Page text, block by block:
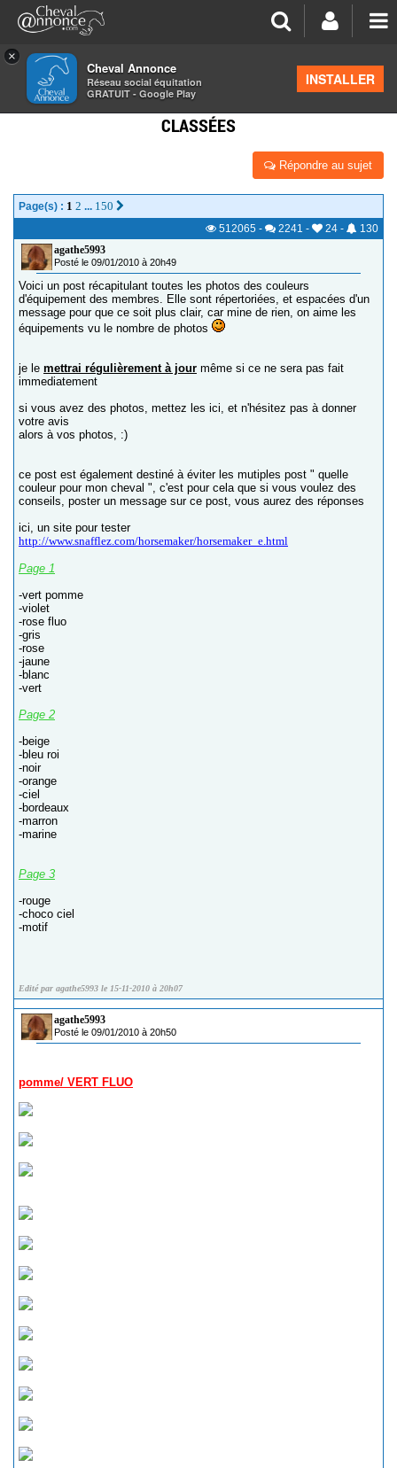
×
Cheval Annonce
Réseau social équitation
GRATUIT - Google Play
INSTALLER
>Équipements
LES COULEURS D'ÉQUIPEMENTS ÉQUESTRES
CLASSÉES
Répondre au sujet
Page(s) : 1 2 ... 150
512065 - 2241 - 24 -
130
agathe5993
Posté le 09/01/2010 à 20h49
Voici un post récapitulant toutes les photos des couleurs
d'équipement des membres. Elle sont répertoriées, et espacées d'un
message pour que ce soit plus clair, car mine de rien, on aime les
équipements vu le nombre de photos
je le mettrai régulièrement à jour même si ce ne sera pas fait
immediatement
si vous avez des photos, mettez les ici, et n'hésitez pas à donner
votre avis
alors à vos photos, :)
ce post est également destiné à éviter les mutiples post " quelle
couleur pour mon cheval ", c'est pour cela que si vous voulez des
conseils, poster un message sur ce post, vous aurez des réponses
ici, un site pour tester
http://www.snafflez.com/horsemaker/horsemaker_e.html
Page 1
-vert pomme
-violet
-rose fluo
-gris
-rose
-jaune
-blanc
-vert
Page 2
-beige
-bleu roi
-noir
-orange
-ciel
-bordeaux
-marron
-marine
Page 3
-rouge
-choco ciel
-motif
Edité par agathe5993 le 15-11-2010 à 20h07
agathe5993
Posté le 09/01/2010 à 20h50
pomme/ VERT FLUO